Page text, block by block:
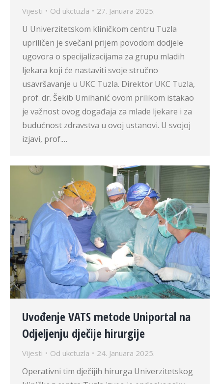
Vijesti Od ukctuzla 27. Januara 2025.
U Univerzitetskom kliničkom centru Tuzla
upriličen je svečani prijem povodom dodjele
ugovora o specijalizacijama za grupu mladih
ljekara koji će nastaviti svoje stručno
usavršavanje u UKC Tuzla. Direktor UKC Tuzla,
prof. dr. Šekib Umihanić ovom prilikom istakao
je važnost ovog događaja za mlade ljekare i za
budućnost zdravstva u ovoj ustanovi. U svojoj
izjavi, prof.…
Uvođenje VATS metode Uniportal na
Odjeljenju dječije hirurgije
Vijesti Od ukctuzla 24. Januara 2025.
Operativni tim dječijih hirurga Univerzitetskog